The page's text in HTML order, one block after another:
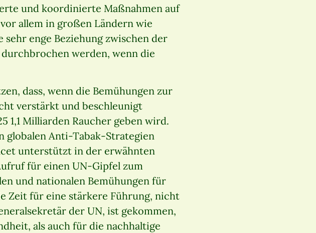
und koordinierte Maßnahmen auf
allem in großen Ländern wie
enge Beziehung zwischen der
werden, wenn die
dass, wenn die Bemühungen zur
verstärkt und beschleunigt
1,1 Milliarden Raucher geben wird.
globalen Anti-Tabak-Strategien
unterstützt in der erwähnten
für einen UN-Gipfel zum
und nationalen Bemühungen für
Zeit für eine stärkere Führung, nicht
der UN, ist gekommen,
als auch für die nachhaltige